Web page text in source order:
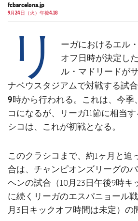
結果
順位表
スケジュール
チケット
結果
順位表
トップチーム
label.aria.plus
スケジュール
チケット
結果
fcbarcelona.jp
9月24日（火）午後4.18
リ
ーガにおけるエル
オフ日時が決定し
ル・マドリードが
ナベウスタジアムで対戦する試合
9時から行われる。これは、今季
コになるが、リーガ11節に相当
シコは、これが初戦となる。
このクラシコまで、約1ヶ月と迫
合は、チャンピオンズリーグの
ヘンの試合（10月23日午後9時キ
に続くリーガのエスパニョール
月3日キックオフ時間は未定）の